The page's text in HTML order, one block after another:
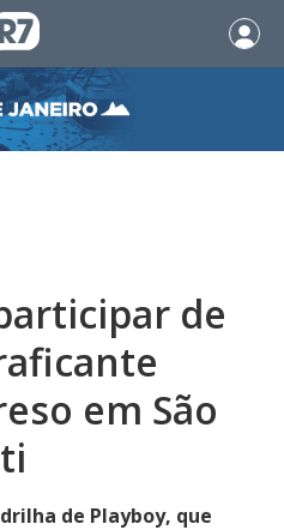
de
em São
de Playboy, que